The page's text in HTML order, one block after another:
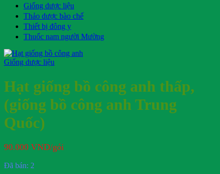
Giống dược liệu
Thảo dược bào chế
Thiết bị đông y
Thuốc nam người Mường
Giống dược liệu
Hạt giống bồ công anh thấp,
(giống bồ công anh Trung
Quốc)
90.000 VND/gói
Đã bán: 2